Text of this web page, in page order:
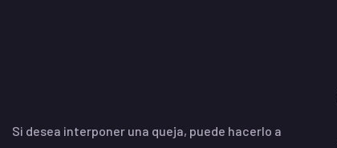
Si desea interponer una queja, puede hacerlo a